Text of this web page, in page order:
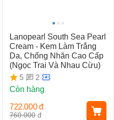
Lanopearl South Sea Pearl
Cream - Kem Làm Trắng
Da, Chống Nhăn Cao Cấp
(Ngọc Trai Và Nhau Cừu)
5
2
Còn hàng
760.000 đ
722.000 đ